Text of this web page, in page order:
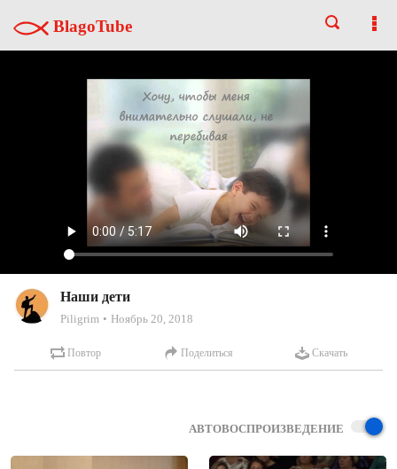
BlagoTube
Наши дети
Piligrim Ноябрь 20, 2018
Повтор Поделиться Скачать
АВТОВОСПРОИЗВЕДЕНИЕ